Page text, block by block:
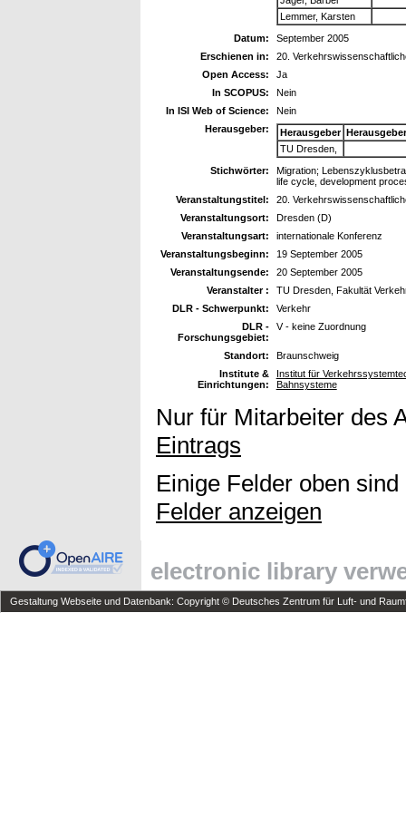
Lemmer, Karsten
Datum:
September 2005
Erschienen in:
20.
Open Access:
Ja
In SCOPUS:
Nein
In ISI Web of Science:
Nein
Herausgeber:
Herausgeber
TU Dresden,
Stichwörter:
Migration;
life cycle, development
Veranstaltungstitel:
20.
Veranstaltungsort:
Dresden (D)
Veranstaltungsart:
internationale Konferenz
Veranstaltungsbeginn:
19 September 2005
Veranstaltungsende:
20 September 2005
Veranstalter :
TU Dresden, Fakultät
DLR - Schwerpunkt:
Verkehr
DLR -
Forschungsgebiet:
V - keine Zuordnung
Standort:
Braunschweig
Institute &
Einrichtungen:
Institut für
Bahnsysteme
Nur für Mitarbeiter des
Eintrags
Einige Felder oben
Felder anzeigen
electronic library
Gestaltung Webseite und Datenbank: Copyright © Deutsches Zentrum für Luft- und